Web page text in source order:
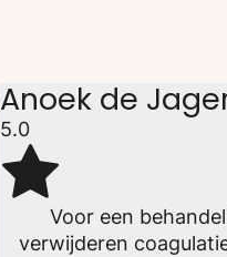
Anoek de
5.0
Voor een
verwijderen